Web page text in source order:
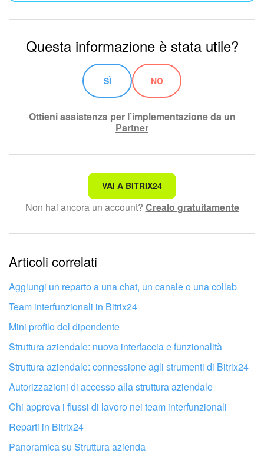
Questa informazione è stata utile?
SÌ NO
Ottieni assistenza per l’implementazione da un
Partner
Non è quello che sto cercando.
Testo complesso e incomprensibile
Le informazioni sono obsolete.
Troppo breve, ho bisogno di maggiori informazioni.
Non mi soddisfa come funziona questo strumento
VAI A BITRIX24
Non hai ancora un account? Crealo gratuitamente
Articoli correlati
Aggiungi un reparto a una chat, un canale o una collab
Team interfunzionali in Bitrix24
Mini profilo del dipendente
Struttura aziendale: nuova interfaccia e funzionalità
Struttura aziendale: connessione agli strumenti di Bitrix24
Autorizzazioni di accesso alla struttura aziendale
Chi approva i flussi di lavoro nei team interfunzionali
Reparti in Bitrix24
Panoramica su Struttura azienda